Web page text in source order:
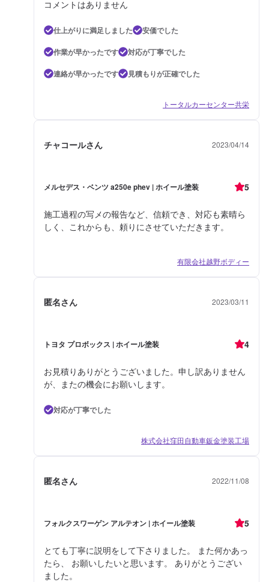
コメントはありません
仕上がりに満足しました
安価でした
作業が早かったです
対応が丁寧でした
連絡が早かったです
見積もりが正確でした
トータルカーセンター共栄
チャコールさん 2023/04/14
メルセデス・ベンツ a250e phev | ホイール塗装 5
施工過程の写メの報告など、信頼でき、対応も素晴ら
しく、これからも、頼りにさせていただきます。
有限会社越野ボディー
匿名さん 2023/03/11
トヨタ プロボックス | ホイール塗装 4
お見積りありがとうございました。申し訳ありません
が、またの機会にお願いします。
対応が丁寧でした
株式会社窪田自動車鈑金塗装工場
匿名さん 2022/11/08
フォルクスワーゲン アルテオン | ホイール塗装 5
とても丁寧に説明をして下さりました。 また何かあっ
たら、 お願いしたいと思います。 ありがとうござい
ました。